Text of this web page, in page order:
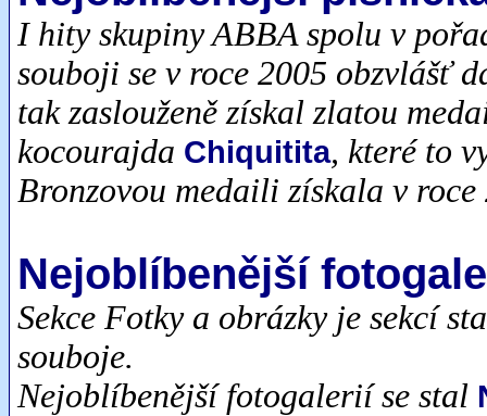
I hity skupiny ABBA spolu v
souboji se v roce 2005 obzvlášť
tak zaslouženě získal zlatou
kocourajda Chiquitita, které to
Bronzovou medaili získala v
Nejoblíbenější
Sekce Fotky a obrázky je sekcí
souboje.
Nejoblíbenější fotogalerií se stal